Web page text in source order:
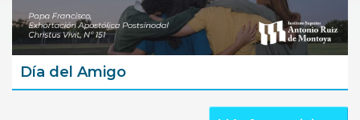
Día del Amigo